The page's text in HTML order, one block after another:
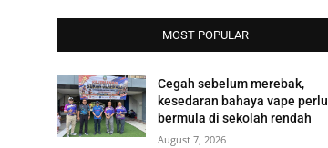
MOST POPULAR
Cegah sebelum merebak,
kesedaran bahaya vape perlu
bermula di sekolah rendah
August 7, 2026